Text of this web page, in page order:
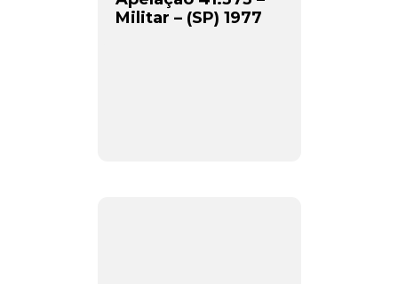
Militar – (SP) 1977